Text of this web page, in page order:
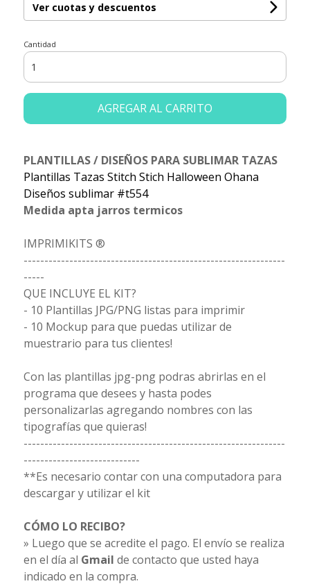
Ver cuotas y descuentos
Cantidad
AGREGAR AL CARRITO
PLANTILLAS / DISEÑOS PARA SUBLIMAR TAZAS
Plantillas Tazas Stitch Stich Halloween Ohana
Diseños sublimar #t554
Medida apta jarros termicos
IMPRIMIKITS ®
---------------------------------------------------------------
-----
QUE INCLUYE EL KIT?
- 10 Plantillas JPG/PNG listas para imprimir
- 10 Mockup para que puedas utilizar de
muestrario para tus clientes!
Con las plantillas jpg-png podras abrirlas en el
programa que desees y hasta podes
personalizarlas agregando nombres con las
tipografías que quieras!
---------------------------------------------------------------
----------------------------
**Es necesario contar con una computadora para
descargar y utilizar el kit
CÓMO LO RECIBO?
» Luego que se acredite el pago. El envío se realiza
en el día al Gmail de contacto que usted haya
indicado en la compra.